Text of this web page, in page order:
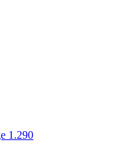
1.290